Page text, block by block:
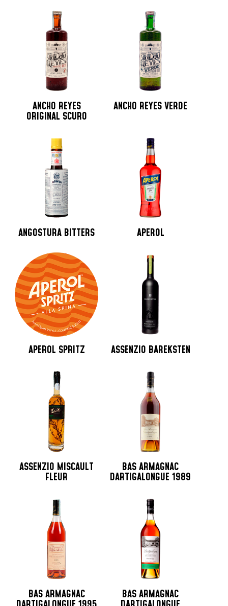
ANCHO REYES
ORIGINAL SCURO
ANCHO REYES VERDE
ANGOSTURA BITTERS APEROL
APEROL SPRITZ ASSENZIO BAREKSTEN
ASSENZIO MISCAULT
FLEUR
BAS ARMAGNAC
DARTIGALONGUE 1989
BAS ARMAGNAC BAS ARMAGNAC